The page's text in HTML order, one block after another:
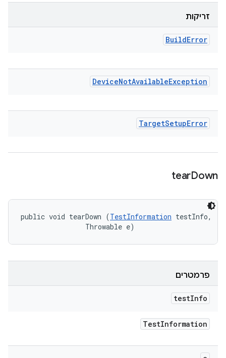
זריקות
BuildError
DeviceNotAvailableException
TargetSetupError
tearDown
public void tearDown (TestInformation testInfo,
                Throwable e)
פרמטרים
testInfo
TestInformation